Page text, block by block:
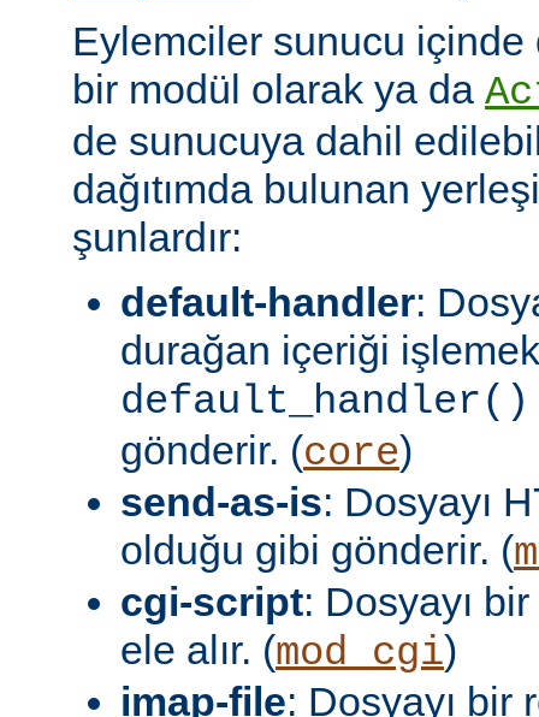
Eylemciler sunucu
bir modül olarak ya da
de sunucuya dahil
dağıtımda bulunan
şunlardır:
default-handler:
durağan içeriği
default_handler()
gönderir. (core)
send-as-is: Dosyayı
olduğu gibi gönderir. (
cgi-script: Dosyayı
ele alır. (mod_cgi)
imap-file: Dosyayı bir